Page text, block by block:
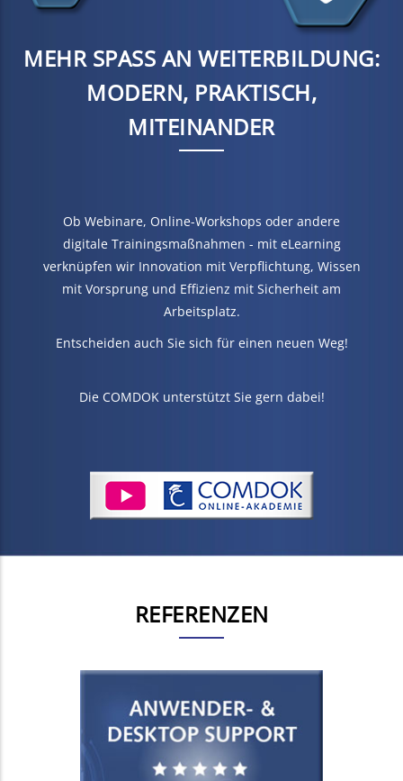
MEHR SPASS AN WEITERBILDUNG:
MODERN, PRAKTISCH,
MITEINANDER
Ob Webinare, Online-Workshops oder andere
digitale Trainingsmaßnahmen - mit eLearning
verknüpfen wir Innovation mit Verpflichtung, Wissen
mit Vorsprung und Effizienz mit Sicherheit am
Arbeitsplatz.
Entscheiden auch Sie sich für einen neuen Weg!
Die COMDOK unterstützt Sie gern dabei!
REFERENZEN